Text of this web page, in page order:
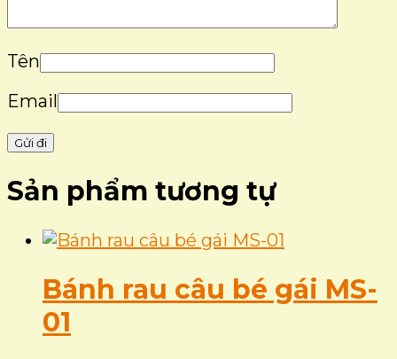
Tên
Email
Sản phẩm tương tự
Bánh rau câu bé gái MS-
01